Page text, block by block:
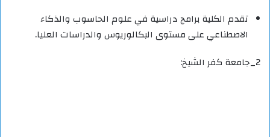
تقدم الكلية برامج دراسية في علوم الحاسوب والذكاء
الاصطناعي على مستوى البكالوريوس والدراسات العليا.
2_جامعة كفر الشيخ: